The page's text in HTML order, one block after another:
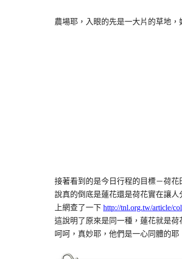
農場耶，入眼的先是一大片的草地，
接著看到的是今日行程的目標－荷花
說真的倒底是蓮花還是荷花實在讓人
上網查了一下 http://tnl.org.tw/article/
這說明了原來是同一種， 蓮花就是荷
呵呵，真妙耶，他們是一心同體的耶